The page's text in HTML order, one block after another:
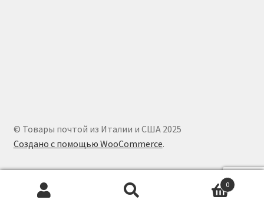
© Товары почтой из Италии и США 2025
Создано с помощью WooCommerce.
0